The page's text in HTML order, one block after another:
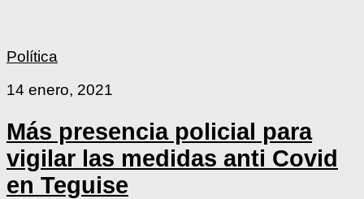
Política
14 enero, 2021
Más presencia policial para
vigilar las medidas anti Covid
en Teguise